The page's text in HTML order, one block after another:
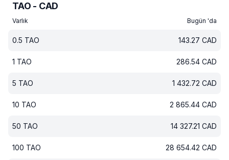
TAO - CAD
Varlık Bugün 'da
0.5 TAO 143.27 CAD
1 TAO 286.54 CAD
5 TAO 1 432.72 CAD
10 TAO 2 865.44 CAD
50 TAO 14 327.21 CAD
100 TAO 28 654.42 CAD